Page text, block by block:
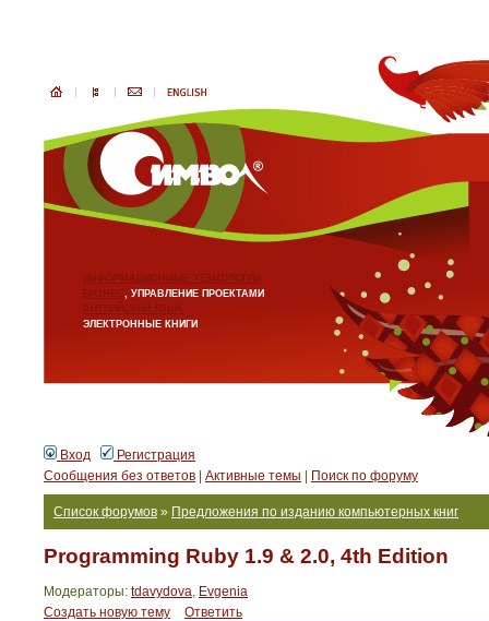
ИНФОРМАЦИОННЫЕ ТЕХНОЛОГИИ
БИЗНЕС, УПРАВЛЕНИЕ ПРОЕКТАМИ
АНГЛИЙСКИЙ ЯЗЫК
ЭЛЕКТРОННЫЕ КНИГИ
Вход
Регистрация
Сообщения без ответов
Активные темы Поиск по форуму
Список форумов » Предложения по изданию компьютерных книг
Programming Ruby 1.9 & 2.0, 4th Edition
Модераторы: tdavydova, Evgenia
Создать новую тему
Ответить